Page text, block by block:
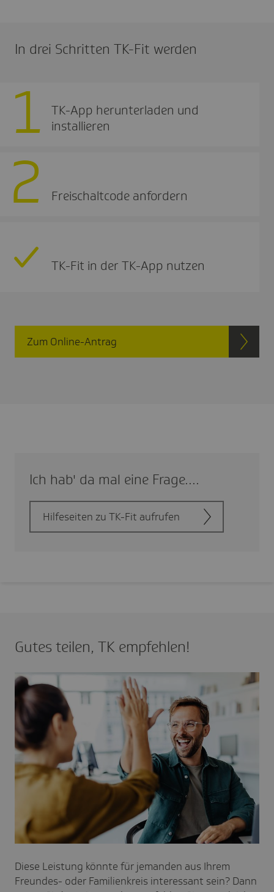
In drei Schritten TK-Fit werden
1
TK-App herunterladen und
installieren
2 Freischaltcode anfordern
TK-Fit in der TK-App nutzen
Zum Online-Antrag
Ich hab' da mal eine Frage....
Hilfe­seiten zu TK-Fit aufrufen
Gutes teilen, TK empfehlen!
Diese Leistung könnte für jemanden aus Ihrem
Freundes- oder Familienkreis interessant sein? Dann